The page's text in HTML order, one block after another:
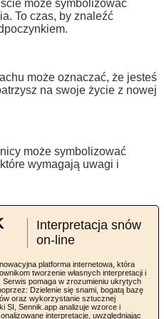
może symbolizować
To czas, by znaleźć
może oznaczać, że jesteś
na swoje życie z nowej
może symbolizować
wymagają uwagi i
Interpretacja snów
on-line
platforma internetowa, która
tworzenie własnych interpretacji i
Serwis pomaga w zrozumieniu ukrytych
Dzielenie się snami, bogatą bazę
oraz wykorzystanie sztucznej
SI, Sennik.app analizuje wzorce i
interpretacje, uwzględniając